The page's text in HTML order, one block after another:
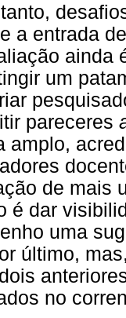
a entrada
ainda
um
pareceres
amplo,
de mais
é dar
uma
último,
no